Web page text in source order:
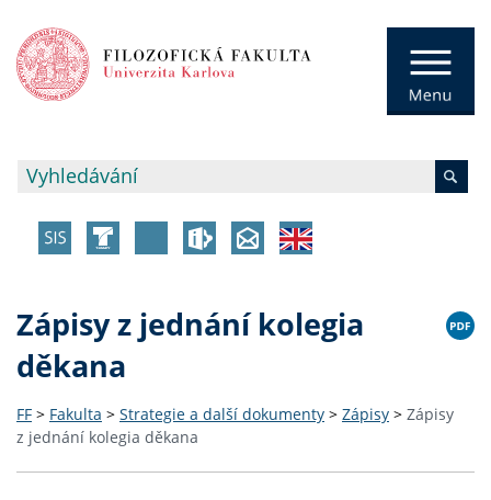
Zápisy z jednání kolegia
děkana
FF > Fakulta > Strategie a další dokumenty > Zápisy > Zápisy
z jednání kolegia děkana